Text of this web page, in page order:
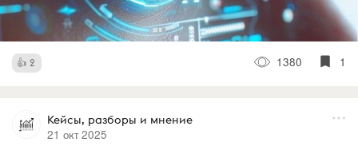
2 1380 1
Кейсы, разборы и мнение
21 окт 2025